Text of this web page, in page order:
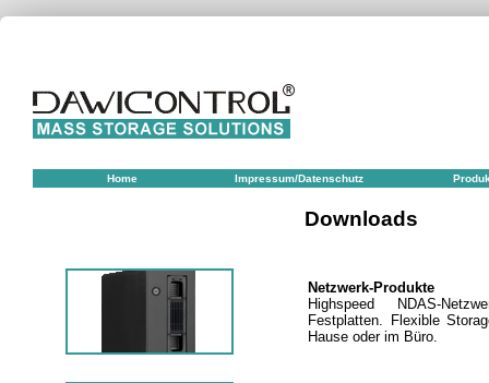
Home Impressum/Datenschutz
Downloads
Netzwerk-Produkte
Highspeed NDAS-
Festplatten. Flexible
Hause oder im Büro.